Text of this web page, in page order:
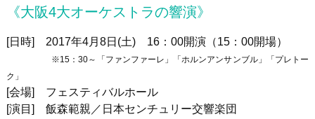
《大阪4大オーケストラの響演》
[日時] 2017年4月8日(土) 16：00開演（15：00開場）
※15：30～「ファンファーレ」「ホルンアンサンブル」「プレトー
ク」
[会場] フェスティバルホール
[演目] 飯森範親／日本センチュリー交響楽団